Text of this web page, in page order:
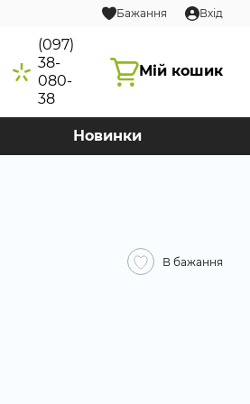
Бажання Вхід
(097)
38-
080-
38
Мій кошик
Новинки
В бажання